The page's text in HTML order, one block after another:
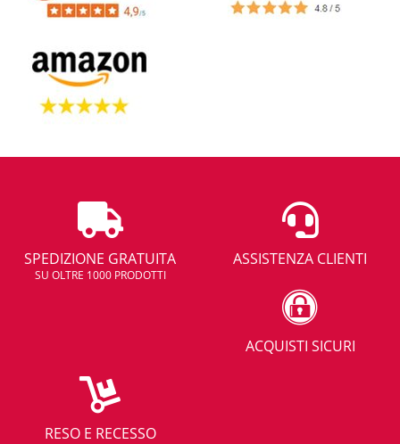
SPEDIZIONE GRATUITA
SU OLTRE 1000 PRODOTTI
ASSISTENZA CLIENTI
ACQUISTI SICURI
RESO E RECESSO